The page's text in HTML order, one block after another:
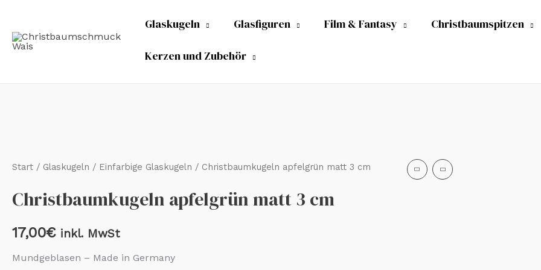
springen
Glaskugeln Glasfiguren Film & Fantasy Christbaumspitzen
Kerzen und Zubehör
Start / Glaskugeln / Einfarbige Glaskugeln / Christbaumkugeln apfelgrün matt 3 cm
Christbaumkugeln apfelgrün matt 3 cm
17,00€ inkl. MwSt
Mundgeblasen – Made in Germany
matt
cm